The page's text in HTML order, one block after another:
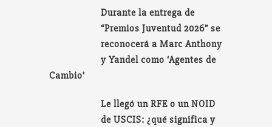
Durante la entrega de
“Premios Juventud 2026” se
reconocerá a Marc Anthony
y Yandel como ‘Agentes de
Cambio’
Le llegó un RFE o un NOID
de USCIS: ¿qué significa y